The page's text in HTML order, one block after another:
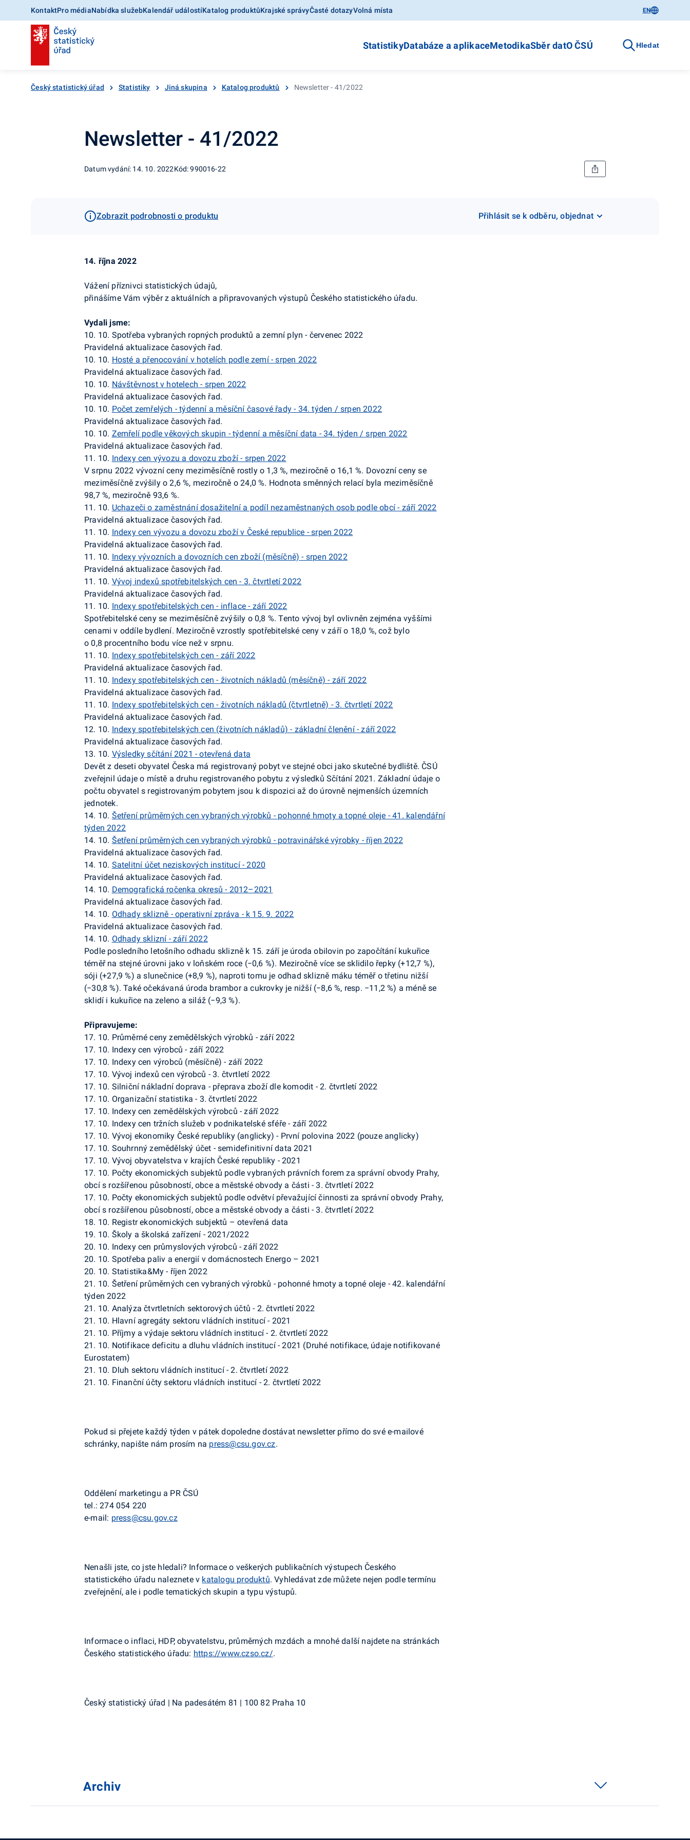
KontaktPro médiaNabídka služebKalendář událostíKatalog produktůKrajské správyČasté dotazyVolná místa EN
StatistikyDatabáze a aplikaceMetodikaSběr datO ČSÚ Hledat
Český statistický úřad Statistiky Jiná skupina Katalog produktů Newsletter - 41/2022
Newsletter - 41/2022
Datum vydání: 14. 10. 2022Kód: 990016-22
Zobrazit podrobnosti o produktu Přihlásit se k odběru, objednat
14. října 2022
Vážení příznivci statistických údajů,
přinášíme Vám výběr z aktuálních a připravovaných výstupů Českého statistického úřadu.
Vydali jsme:
10. 10. Spotřeba vybraných ropných produktů a zemní plyn - červenec 2022
Pravidelná aktualizace časových řad.
10. 10. Hosté a přenocování v hotelích podle zemí - srpen 2022
Pravidelná aktualizace časových řad.
10. 10. Návštěvnost v hotelech - srpen 2022
Pravidelná aktualizace časových řad.
10. 10. Počet zemřelých - týdenní a měsíční časové řady - 34. týden / srpen 2022
Pravidelná aktualizace časových řad.
10. 10. Zemřelí podle věkových skupin - týdenní a měsíční data - 34. týden / srpen 2022
Pravidelná aktualizace časových řad.
11. 10. Indexy cen vývozu a dovozu zboží - srpen 2022
V srpnu 2022 vývozní ceny meziměsíčně rostly o 1,3 %, meziročně o 16,1 %. Dovozní ceny se
meziměsíčně zvýšily o 2,6 %, meziročně o 24,0 %. Hodnota směnných relací byla meziměsíčně
98,7 %, meziročně 93,6 %.
11. 10. Uchazeči o zaměstnání dosažitelní a podíl nezaměstnaných osob podle obcí - září 2022
Pravidelná aktualizace časových řad.
11. 10. Indexy cen vývozu a dovozu zboží v České republice - srpen 2022
Pravidelná aktualizace časových řad.
11. 10. Indexy vývozních a dovozních cen zboží (měsíčně) - srpen 2022
Pravidelná aktualizace časových řad.
11. 10. Vývoj indexů spotřebitelských cen - 3. čtvrtletí 2022
Pravidelná aktualizace časových řad.
11. 10. Indexy spotřebitelských cen - inflace - září 2022
Spotřebitelské ceny se meziměsíčně zvýšily o 0,8 %. Tento vývoj byl ovlivněn zejména vyššími
cenami v oddíle bydlení. Meziročně vzrostly spotřebitelské ceny v září o 18,0 %, což bylo
o 0,8 procentního bodu více než v srpnu.
11. 10. Indexy spotřebitelských cen - září 2022
Pravidelná aktualizace časových řad.
11. 10. Indexy spotřebitelských cen - životních nákladů (měsíčně) - září 2022
Pravidelná aktualizace časových řad.
11. 10. Indexy spotřebitelských cen - životních nákladů (čtvrtletně) - 3. čtvrtletí 2022
Pravidelná aktualizace časových řad.
12. 10. Indexy spotřebitelských cen (životních nákladů) - základní členění - září 2022
Pravidelná aktualizace časových řad.
13. 10. Výsledky sčítání 2021 - otevřená data
Devět z deseti obyvatel Česka má registrovaný pobyt ve stejné obci jako skutečné bydliště. ČSÚ
zveřejnil údaje o místě a druhu registrovaného pobytu z výsledků Sčítání 2021. Základní údaje o
počtu obyvatel s registrovaným pobytem jsou k dispozici až do úrovně nejmenších územních
jednotek.
14. 10. Šetření průměrných cen vybraných výrobků - pohonné hmoty a topné oleje - 41. kalendářní
týden 2022
14. 10. Šetření průměrných cen vybraných výrobků - potravinářské výrobky - říjen 2022
Pravidelná aktualizace časových řad.
14. 10. Satelitní účet neziskových institucí - 2020
Pravidelná aktualizace časových řad.
14. 10. Demografická ročenka okresů - 2012–2021
Pravidelná aktualizace časových řad.
14. 10. Odhady sklizně - operativní zpráva - k 15. 9. 2022
Pravidelná aktualizace časových řad.
14. 10. Odhady sklizní - září 2022
Podle posledního letošního odhadu sklizně k 15. září je úroda obilovin po započítání kukuřice
téměř na stejné úrovni jako v loňském roce (−0,6 %). Meziročně více se sklidilo řepky (+12,7 %),
sóji (+27,9 %) a slunečnice (+8,9 %), naproti tomu je odhad sklizně máku téměř o třetinu nižší
(−30,8 %). Také očekávaná úroda brambor a cukrovky je nižší (−8,6 %, resp. −11,2 %) a méně se
sklidí i kukuřice na zeleno a siláž (−9,3 %).
Připravujeme:
17. 10. Průměrné ceny zemědělských výrobků - září 2022
17. 10. Indexy cen výrobců - září 2022
17. 10. Indexy cen výrobců (měsíčně) - září 2022
17. 10. Vývoj indexů cen výrobců - 3. čtvrtletí 2022
17. 10. Silniční nákladní doprava - přeprava zboží dle komodit - 2. čtvrtletí 2022
17. 10. Organizační statistika - 3. čtvrtletí 2022
17. 10. Indexy cen zemědělských výrobců - září 2022
17. 10. Indexy cen tržních služeb v podnikatelské sféře - září 2022
17. 10. Vývoj ekonomiky České republiky (anglicky) - První polovina 2022 (pouze anglicky)
17. 10. Souhrnný zemědělský účet - semidefinitivní data 2021
17. 10. Vývoj obyvatelstva v krajích České republiky - 2021
17. 10. Počty ekonomických subjektů podle vybraných právních forem za správní obvody Prahy,
obcí s rozšířenou působností, obce a městské obvody a části - 3. čtvrtletí 2022
17. 10. Počty ekonomických subjektů podle odvětví převažující činnosti za správní obvody Prahy,
obcí s rozšířenou působností, obce a městské obvody a části - 3. čtvrtletí 2022
18. 10. Registr ekonomických subjektů – otevřená data
19. 10. Školy a školská zařízení - 2021/2022
20. 10. Indexy cen průmyslových výrobců - září 2022
20. 10. Spotřeba paliv a energií v domácnostech Energo – 2021
20. 10. Statistika&My - říjen 2022
21. 10. Šetření průměrných cen vybraných výrobků - pohonné hmoty a topné oleje - 42. kalendářní
týden 2022
21. 10. Analýza čtvrtletních sektorových účtů - 2. čtvrtletí 2022
21. 10. Hlavní agregáty sektoru vládních institucí - 2021
21. 10. Příjmy a výdaje sektoru vládních institucí - 2. čtvrtletí 2022
21. 10. Notifikace deficitu a dluhu vládních institucí - 2021 (Druhé notifikace, údaje notifikované
Eurostatem)
21. 10. Dluh sektoru vládních institucí - 2. čtvrtletí 2022
21. 10. Finanční účty sektoru vládních institucí - 2. čtvrtletí 2022
Pokud si přejete každý týden v pátek dopoledne dostávat newsletter přímo do své e-mailové
schránky, napište nám prosím na press@csu.gov.cz.
Oddělení marketingu a PR ČSÚ
tel.:274 054 220
e-mail: press@csu.gov.cz
Nenašli jste, co jste hledali? Informace o veškerých publikačních výstupech Českého
statistického úřadu naleznete v katalogu produktů. Vyhledávat zde můžete nejen podle termínu
zveřejnění, ale i podle tematických skupin a typu výstupů.
Informace o inflaci, HDP, obyvatelstvu, průměrných mzdách a mnohé další najdete na stránkách
Českého statistického úřadu: https://www.czso.cz/.
Český statistický úřad | Na padesátém 81 | 100 82 Praha 10
Archiv